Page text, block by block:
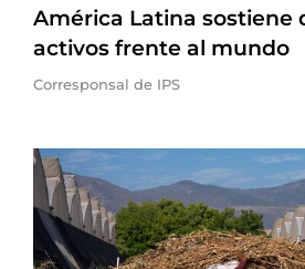
América Latina sostiene
activos frente al mundo
Corresponsal de IPS